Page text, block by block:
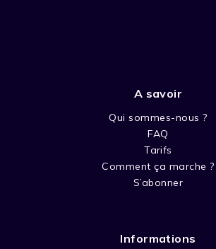
A savoir
Qui sommes-nous ?
FAQ
Tarifs
Comment ça marche ?
S’abonner
Informations